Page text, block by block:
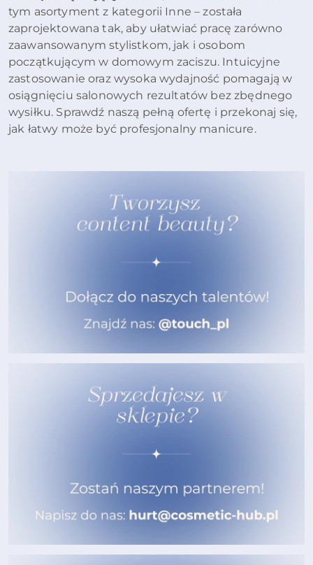
tym asortyment z kategorii Inne – została
zaprojektowana tak, aby ułatwiać pracę zarówno
zaawansowanym stylistkom, jak i osobom
początkującym w domowym zaciszu. Intuicyjne
zastosowanie oraz wysoka wydajność pomagają w
osiągnięciu salonowych rezultatów bez zbędnego
wysiłku. Sprawdź naszą pełną ofertę i przekonaj się,
jak łatwy może być profesjonalny manicure.